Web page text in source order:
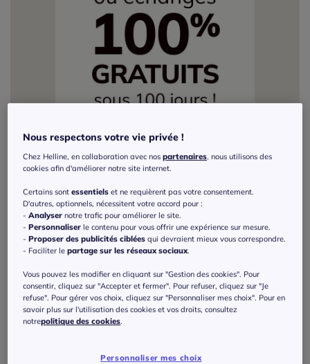
Nous respectons votre vie privée !
Chez Helline, en collaboration avec nospartenaires, nous utilisons des
cookies afin d'améliorer notre site internet.
Certains sontessentiels et ne requièrent pas votre consentement.
D'autres, optionnels, nécessitent votre accord pour :
-Analyser notre trafic pour améliorer le site.
-Personnaliser le contenu pour vous offrir une expérience sur mesure.
-Proposer des publicités ciblées qui devraient mieux vous correspondre.
- Faciliter lepartage sur les réseaux sociaux.
Vous pouvez les modifier en cliquant sur "Gestion des cookies". Pour
consentir, cliquez sur "Accepter et fermer". Pour refuser, cliquez sur "Je
refuse". Pour gérer vos choix, cliquez sur "Personnaliser mes choix". Pour en
savoir plus sur l'utilisation des cookies et vos droits, consultez
notrepolitique des cookies.
Personnaliser mes choix